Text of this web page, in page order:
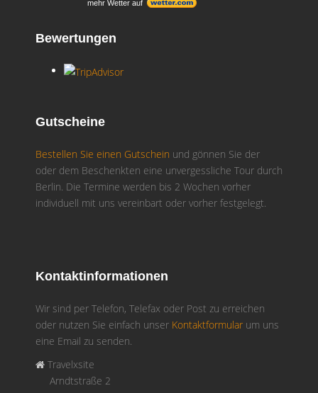
mehr Wetter auf
Bewertungen
Gutscheine
Bestellen Sie einen Gutschein und gönnen Sie der
oder dem Beschenkten eine unvergessliche Tour durch
Berlin. Die Termine werden bis 2 Wochen vorher
individuell mit uns vereinbart oder vorher festgelegt.
Kontaktinformationen
Wir sind per Telefon, Telefax oder Post zu erreichen
oder nutzen Sie einfach unser Kontaktformular um uns
eine Email zu senden.
Travelxsite
Arndtstraße 2